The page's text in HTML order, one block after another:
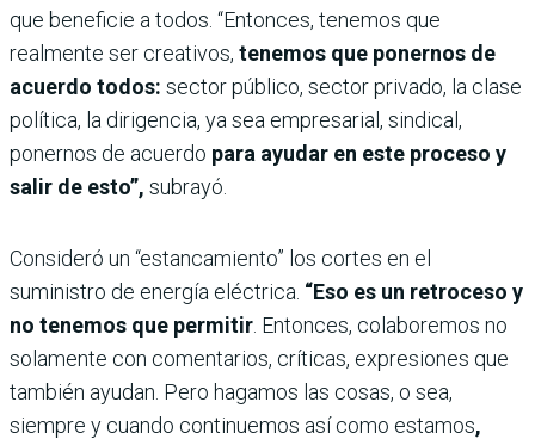
que beneficie a todos. “Entonces, tenemos que
realmente ser creativos, tenemos que ponernos de
acuerdo todos: sector público, sector privado, la clase
política, la dirigencia, ya sea empresarial, sindical,
ponernos de acuerdo para ayudar en este proceso y
salir de esto”, subrayó.
Consideró un “estancamiento” los cortes en el
suministro de energía eléctrica. “Eso es un retroceso y
no tenemos que permitir . Entonces, colaboremos no
solamente con comentarios, críticas, expresiones que
también ayudan. Pero hagamos las cosas, o sea,
siempre y cuando continuemos así como estamos,